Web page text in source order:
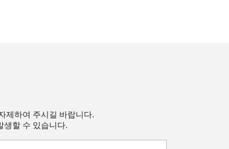
제하여 주시길 바랍니다.
생할 수 있습니다.